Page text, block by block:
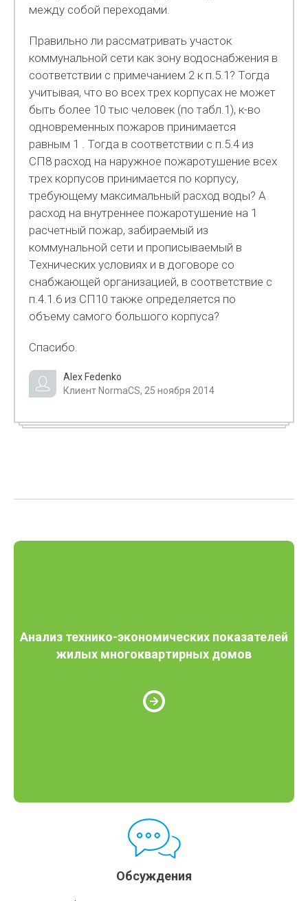
между собой переходами.
Правильно ли рассматривать участок
коммунальной сети как зону водоснабжения в
соответствии с примечанием 2 к п.5.1? Тогда
учитывая, что во всех трех корпусах не может
быть более 10 тыс человек (по табл.1), к-во
одновременных пожаров принимается
равным 1 . Тогда в соответствии с п.5.4 из
СП8 расход на наружное пожаротушение всех
трех корпусов принимается по корпусу,
требующему максимальный расход воды? А
расход на внутреннее пожаротушение на 1
расчетный пожар, забираемый из
коммунальной сети и прописываемый в
Технических условиях и в договоре со
снабжающей организацией, в соответствие с
п.4.1.6 из СП10 также определяется по
объему самого большого корпуса?
Спасибо.
Alex Fedenko
Клиент NormaCS, 25 ноября 2014
Анализ технико-экономических показателей
жилых многоквартирных домов
Обсуждения